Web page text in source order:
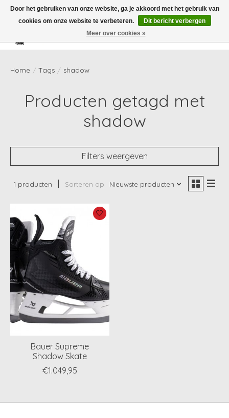
Verlanglijst
Home / Tags / shadow
Producten getagd met
shadow
Filters weergeven
1 producten Sorteren op Nieuwste producten
Bauer Supreme
Shadow Skate
€1.049,95
Door het gebruiken van onze website, ga je akkoord met het gebruik van
cookies om onze website te verbeteren.
Dit bericht verbergen
Meer over cookies »